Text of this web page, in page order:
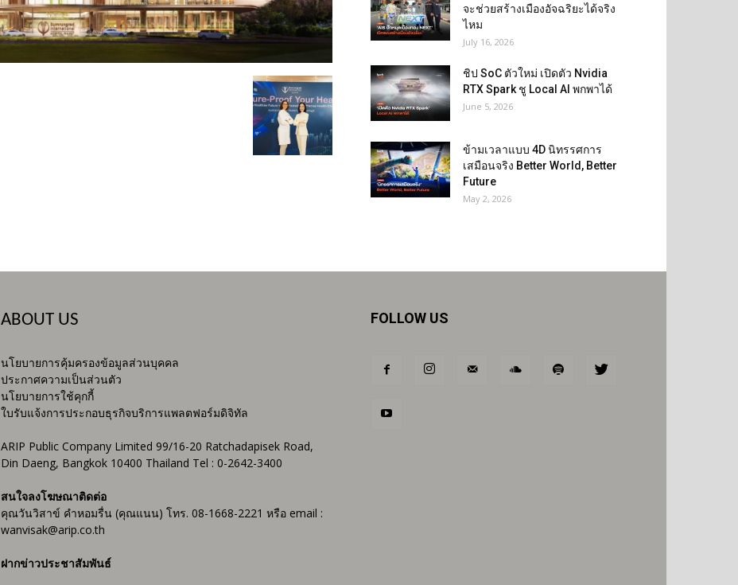
จะช่วยสร้างเมืองอัจฉริยะได้จริง
ไหม
July 16, 2026
ชิป SoC ตัวใหม่ เปิดตัว Nvidia
RTX Spark ชู Local AI พกพาได้
June 5, 2026
ข้ามเวลาแบบ 4D นิทรรศการ
เสมือนจริง Better World, Better
Future
May 2, 2026
ABOUT US
นโยบายการคุ้มครองข้อมูลส่วนบุคคล
ประกาศความเป็นส่วนตัว
นโยบายการใช้คุกกี้
ใบรับแจ้งการประกอบธุรกิจบริการแพลตฟอร์มดิจิทัล
ARIP Public Company Limited 99/16-20 Ratchadapisek Road,
Din Daeng, Bangkok 10400 Thailand Tel : 0-2642-3400
สนใจลงโฆษณาติดต่อ
คุณวันวิสาข์ คำหอมรื่น (คุณแนน) โทร. 08-1668-2221 หรือ email :
wanvisak@arip.co.th
ฝากข่าวประชาสัมพันธ์
FOLLOW US